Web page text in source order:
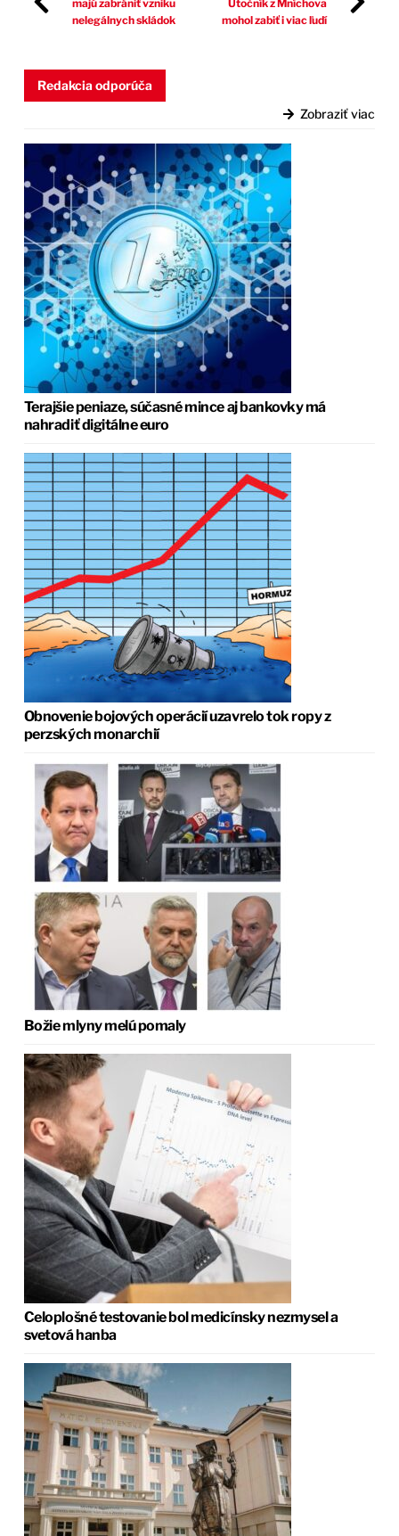
majú zabrániť vzniku
nelegálnych skládok
Útočník z Mníchova
mohol zabiť i viac ľudí
Redakcia odporúča
Zobraziť viac
Terajšie peniaze, súčasné mince aj bankovky má
nahradiť digitálne euro
Obnovenie bojových operácií uzavrelo tok ropy z
perzských monarchií
Božie mlyny melú pomaly
Celoplošné testovanie bol medicínsky nezmysel a
svetová hanba